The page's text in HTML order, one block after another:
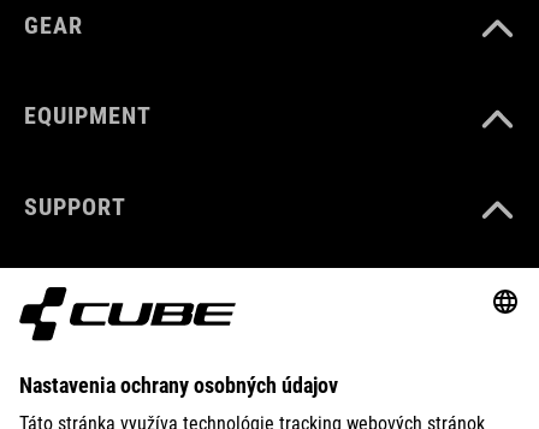
GEAR
EQUIPMENT
SUPPORT
ABOUT US
EXPLORE